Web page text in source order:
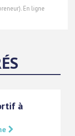
En ligne
à